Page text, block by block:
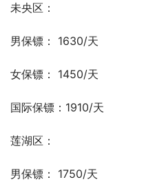
未央区：
男保镖： 1630/天
女保镖： 1450/天
国际保镖：1910/天
莲湖区：
男保镖： 1750/天